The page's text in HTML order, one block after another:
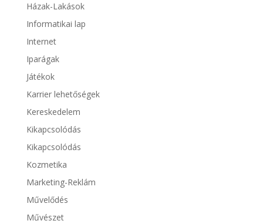
Házak-Lakások
Informatikai lap
Internet
Iparágak
Játékok
Karrier lehetőségek
Kereskedelem
Kikapcsolódás
Kikapcsolódás
Kozmetika
Marketing-Reklám
Művelődés
Művészet